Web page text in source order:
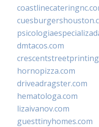
dmtacos.com
hornopizza.com
driveadragster.com
hematologa.com
lizaivanov.com
guesttinyhomes.com